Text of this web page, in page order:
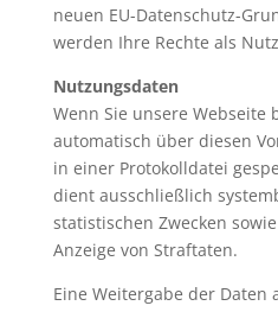
neuen EU-Datenschutz-
werden Ihre Rechte als
Nutzungsdaten
Wenn Sie unsere Webseite
automatisch über diesen
in einer Protokolldatei
dient ausschließlich
statistischen Zwecken
Anzeige von Straftaten.
Eine Weitergabe der Daten